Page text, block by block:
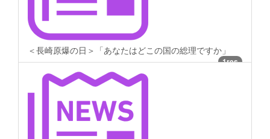
＜長崎原爆の日＞「あなたはどこの国の総理ですか」
1res